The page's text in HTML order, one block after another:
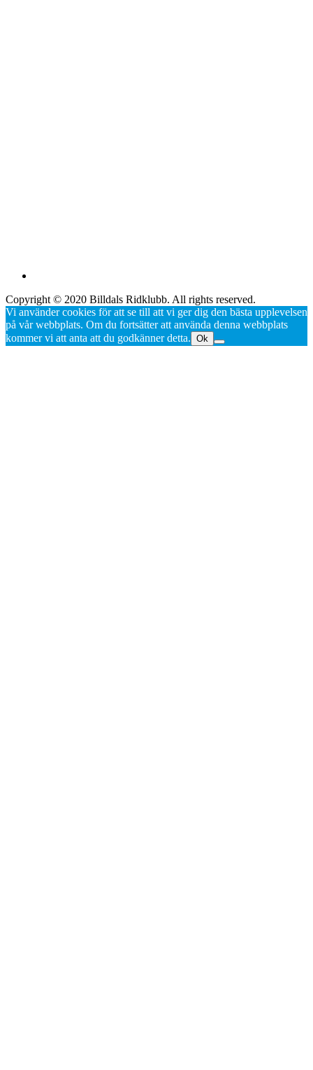
Copyright © 2020 Billdals Ridklubb. All rights reserved.
Vi använder cookies för att se till att vi ger dig den bästa upplevelsen
på vår webbplats. Om du fortsätter att använda denna webbplats
kommer vi att anta att du godkänner detta. Ok